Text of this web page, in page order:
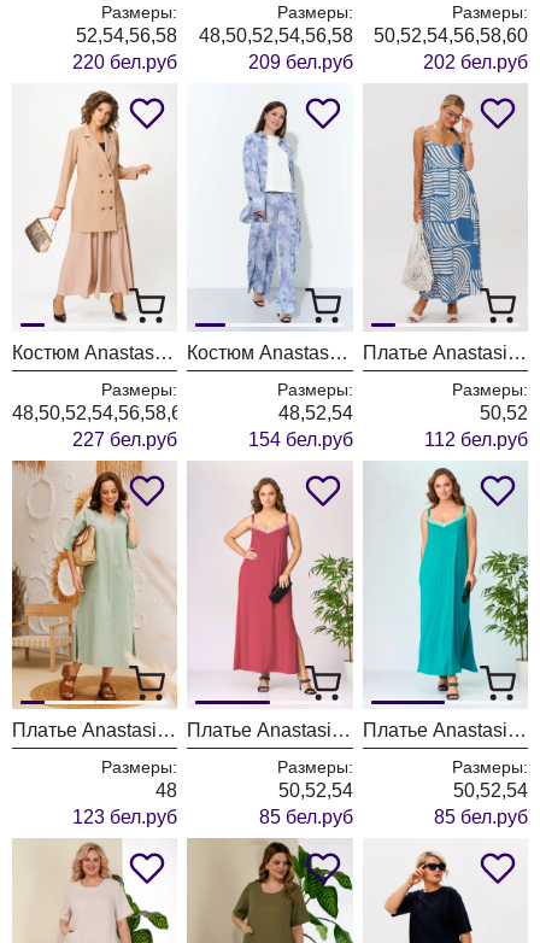
Размеры:
52,54,56,58
220 бел.руб
Размеры:
48,50,52,54,56,58
209 бел.руб
Размеры:
50,52,54,56,58,60
202 бел.руб
Костюм Anastasia 1262 бежевый
Размеры:
48,50,52,54,56,58,60
227 бел.руб
Костюм Anastasia 975-1 серое
Размеры:
48,52,54
154 бел.руб
Платье Anastasia 1244 бежево-голубое
Размеры:
50,52
112 бел.руб
Платье Anastasia 1002/2 светло-зеленый
Размеры:
48
123 бел.руб
Платье Anastasia 1011 коралловый
Размеры:
50,52,54
85 бел.руб
Платье Anastasia 1011 бирюзовый
Размеры:
50,52,54
85 бел.руб